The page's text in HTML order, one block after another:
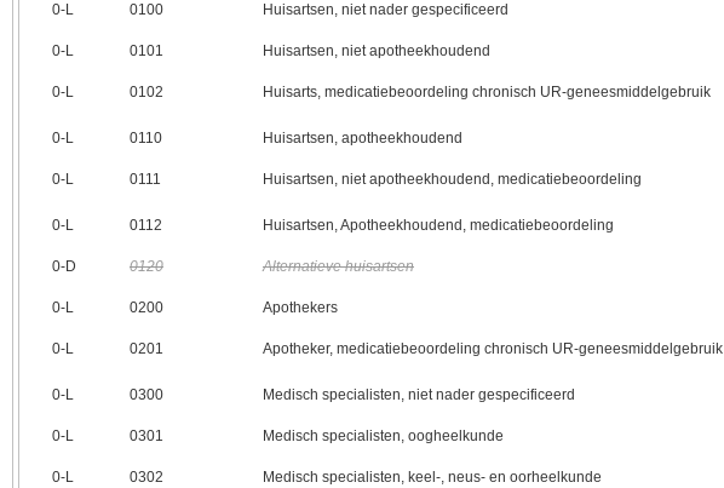
0‑L
0100 Huisartsen, niet nader gespecificeerd
0‑L 0101 Huisartsen, niet apotheekhoudend
0‑L 0102 Huisarts, medicatiebeoordeling chronisch UR-geneesmiddelgebruik
0‑L
0110 Huisartsen, apotheekhoudend
0‑L 0111 Huisartsen, niet apotheekhoudend, medicatiebeoordeling
0‑L
0112 Huisartsen, Apotheekhoudend, medicatiebeoordeling
0‑D 0120 Alternatieve huisartsen
0‑L 0200 Apothekers
0‑L 0201 Apotheker, medicatiebeoordeling chronisch UR-geneesmiddelgebruik
0‑L
0300 Medisch specialisten, niet nader gespecificeerd
0‑L 0301 Medisch specialisten, oogheelkunde
0‑L 0302 Medisch specialisten, keel-, neus- en oorheelkunde